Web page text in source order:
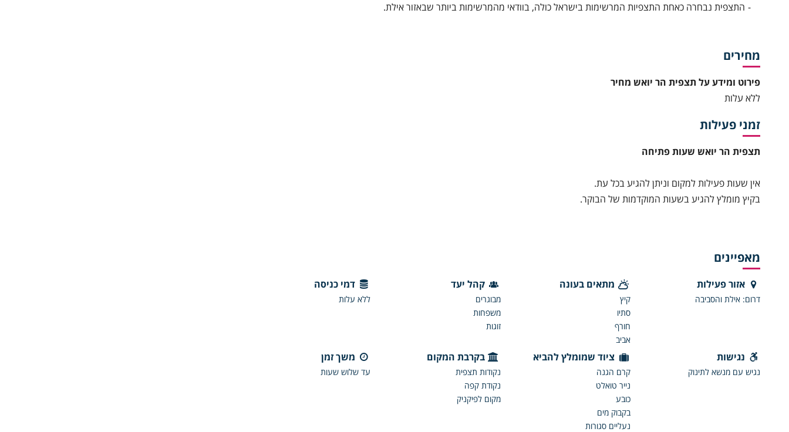
התצפית נבחרה כאחת התצפיות המרשימות בישראל כולה, בוודאי מהמרשימות ביותר שבאזור אילת.
מחירים
פירוט ומידע על תצפית הר יואש מחיר
ללא עלות
זמני פעילות
תצפית הר יואש שעות פתיחה
אין שעות פעילות למקום וניתן להגיע בכל עת.
בקיץ מומלץ להגיע בשעות המוקדמות של הבוקר.
מאפיינים
אזור פעילות
דרום: אילת והסביבה
מתאים בעונה
קיץ
סתיו
חורף
אביב
קהל יעד
מבוגרים
משפחות
זוגות
דמי כניסה
ללא עלות
נגישות
נגיש עם מנשא לתינוק
ציוד שמומלץ להביא
קרם הגנה
נייר טואלט
כובע
בקבוק מים
נעליים סגורות
בקרבת המקום
נקודות תצפית
נקודת קפה
מקום לפיקניק
משך זמן
עד שלוש שעות